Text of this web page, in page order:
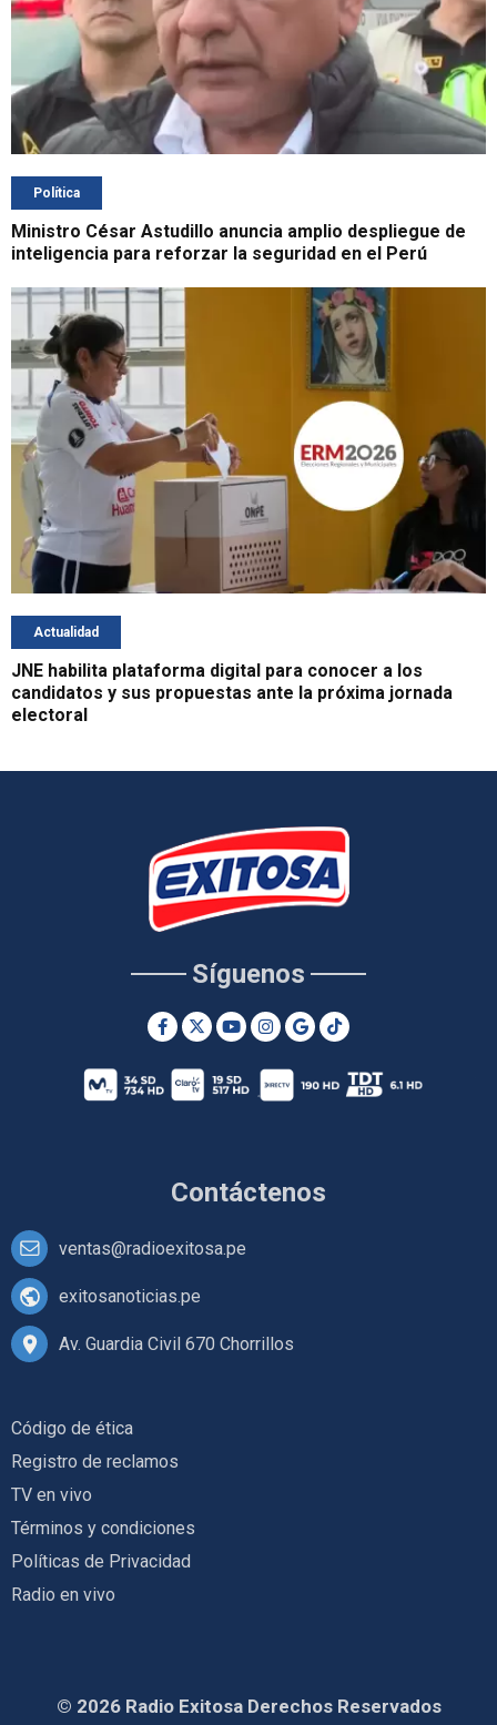
Política
Ministro César Astudillo anuncia amplio despliegue de
inteligencia para reforzar la seguridad en el Perú
Actualidad
JNE habilita plataforma digital para conocer a los
candidatos y sus propuestas ante la próxima jornada
electoral
Contáctenos
ventas@radioexitosa.pe
exitosanoticias.pe
Av. Guardia Civil 670 Chorrillos
Síguenos
Código de ética
Registro de reclamos
TV en vivo
Términos y condiciones
Políticas de Privacidad
Radio en vivo
© 2026 Radio Exitosa Derechos Reservados